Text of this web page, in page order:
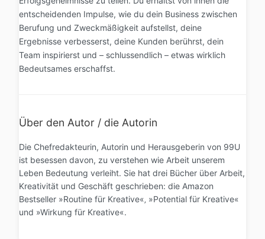
entscheidenden Impulse, wie du dein Business zwischen
Berufung und Zweckmäßigkeit aufstellst, deine
Ergebnisse verbesserst, deine Kunden berührst, dein
Team inspirierst und – schlussendlich – etwas wirklich
Bedeutsames erschaffst.
Über den Autor / die Autorin
Die Chefredakteurin, Autorin und Herausgeberin von 99U
ist besessen davon, zu verstehen wie Arbeit unserem
Leben Bedeutung verleiht. Sie hat drei Bücher über Arbeit,
Kreativität und Geschäft geschrieben: die Amazon
Bestseller »Routine für Kreative«‚ »Potential für Kreative«
und »Wirkung für Kreative«.